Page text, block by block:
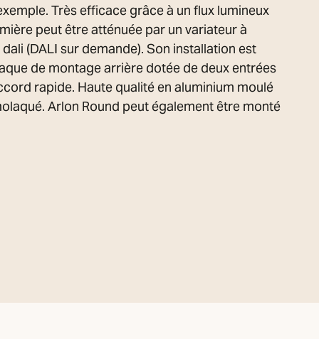
Très efficace grâce à un flux lumineux
peut être atténuée par un variateur à
(DALI sur demande). Son installation est
de montage arrière dotée de deux entrées
rapide. Haute qualité en aluminium moulé
Arlon Round peut également être monté